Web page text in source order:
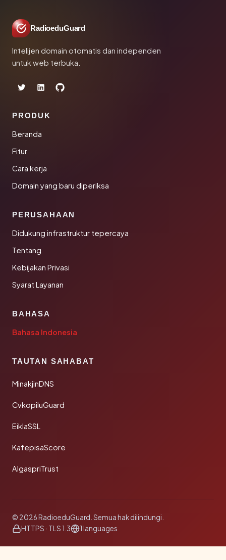
RadioeduGuard
Intelijen domain otomatis dan independen
untuk web terbuka.
PRODUK
Beranda
Fitur
Cara kerja
Domain yang baru diperiksa
PERUSAHAAN
Didukung infrastruktur tepercaya
Tentang
Kebijakan Privasi
Syarat Layanan
BAHASA
Bahasa Indonesia
TAUTAN SAHABAT
MinakjinDNS
CvkopiluGuard
EiklaSSL
KafepisaScore
AlgaspriTrust
© 2026 RadioeduGuard. Semua hak dilindungi.
HTTPS · TLS 1.3
1 languages